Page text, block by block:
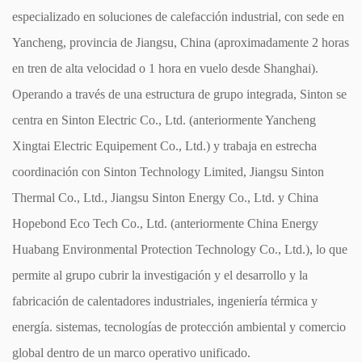
especializado en soluciones de calefacción industrial, con sede en
Yancheng, provincia de Jiangsu, China (aproximadamente 2 horas
en tren de alta velocidad o 1 hora en vuelo desde Shanghai).
Operando a través de una estructura de grupo integrada, Sinton se
centra en Sinton Electric Co., Ltd. (anteriormente Yancheng
Xingtai Electric Equipement Co., Ltd.) y trabaja en estrecha
coordinación con Sinton Technology Limited, Jiangsu Sinton
Thermal Co., Ltd., Jiangsu Sinton Energy Co., Ltd. y China
Hopebond Eco Tech Co., Ltd. (anteriormente China Energy
Huabang Environmental Protection Technology Co., Ltd.), lo que
permite al grupo cubrir la investigación y el desarrollo y la
fabricación de calentadores industriales, ingeniería térmica y
energía. sistemas, tecnologías de protección ambiental y comercio
global dentro de un marco operativo unificado.